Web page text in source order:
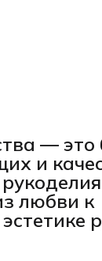
— это
и
любви к